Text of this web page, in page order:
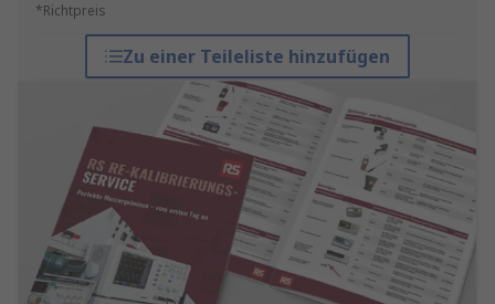
*Richtpreis
Zu einer Teileliste hinzufügen